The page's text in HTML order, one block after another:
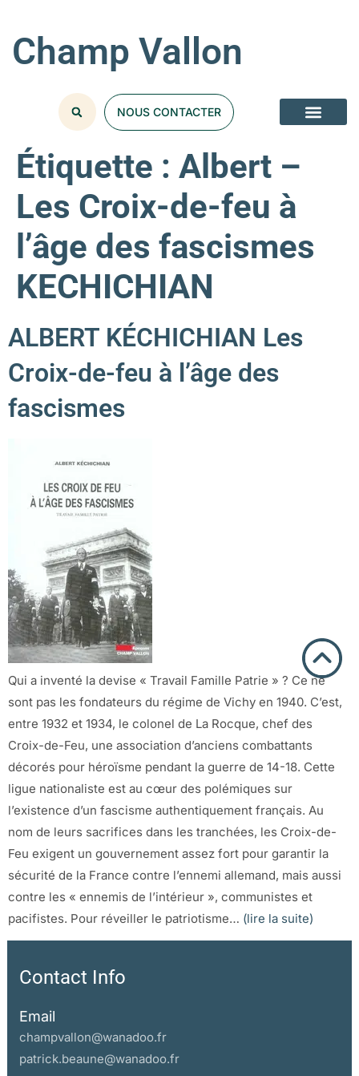
Champ Vallon
NOUS CONTACTER
Étiquette : Albert –
Les Croix-de-feu à
l’âge des fascismes
KECHICHIAN
ALBERT KÉCHICHIAN Les
Croix-de-feu à l’âge des
fascismes
Qui a inventé la devise « Travail Famille Patrie » ? Ce ne
sont pas les fondateurs du régime de Vichy en 1940. C’est,
entre 1932 et 1934, le colonel de La Rocque, chef des
Croix-de-Feu, une association d’anciens combattants
décorés pour héroïsme pendant la guerre de 14-18. Cette
ligue nationaliste est au cœur des polémiques sur
l’existence d’un fascisme authentiquement français. Au
nom de leurs sacrifices dans les tranchées, les Croix-de-
Feu exigent un gouvernement assez fort pour garantir la
sécurité de la France contre l’ennemi allemand, mais aussi
contre les « ennemis de l’intérieur », communistes et
pacifistes. Pour réveiller le patriotisme… (lire la suite)
Contact Info
Email
champvallon@wanadoo.fr
patrick.beaune@wanadoo.fr